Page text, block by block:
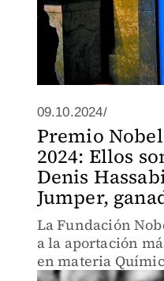
09.10.2024/
Premio
2024: Ellos
Denis
Jumper,
La Fundación
a la aportación
en materia